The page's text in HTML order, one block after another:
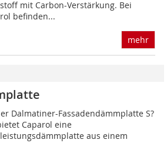
mit Carbon-Verstärkung. Bei
befinden...
mehr
Dalmatiner-Fassadendämmplatte S?
Caparol eine
aus einem